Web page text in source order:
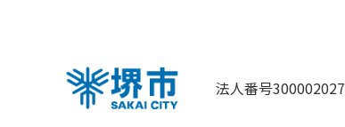
法人番号